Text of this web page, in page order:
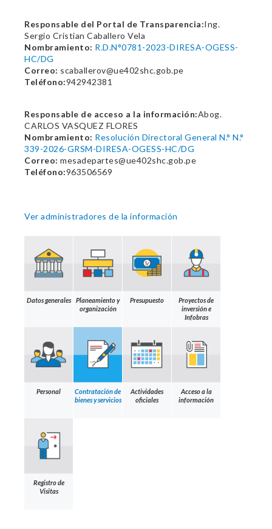
Responsable del Portal de Transparencia:Ing.
Sergio Cristian Caballero Vela
Nombramiento: R.D.N°0781-2023-DIRESA-OGESS-
HC/DG
Correo: scaballerov@ue402shc.gob.pe
Teléfono:942942381
Responsable de acceso a la información:Abog.
CARLOS VASQUEZ FLORES
Nombramiento: Resolución Directoral General N.° N.°
339-2026-GRSM-DIRESA-OGESS-HC/DG
Correo: mesadepartes@ue402shc.gob.pe
Teléfono:963506569
Ver administradores de la información
Datos generales
Planeamiento y
organización
Presupuesto
Proyectos de
inversión e
Infobras
Personal
Contratación de
bienes y servicios
Actividades
oficiales
Acceso a la
información
Registro de
Visitas